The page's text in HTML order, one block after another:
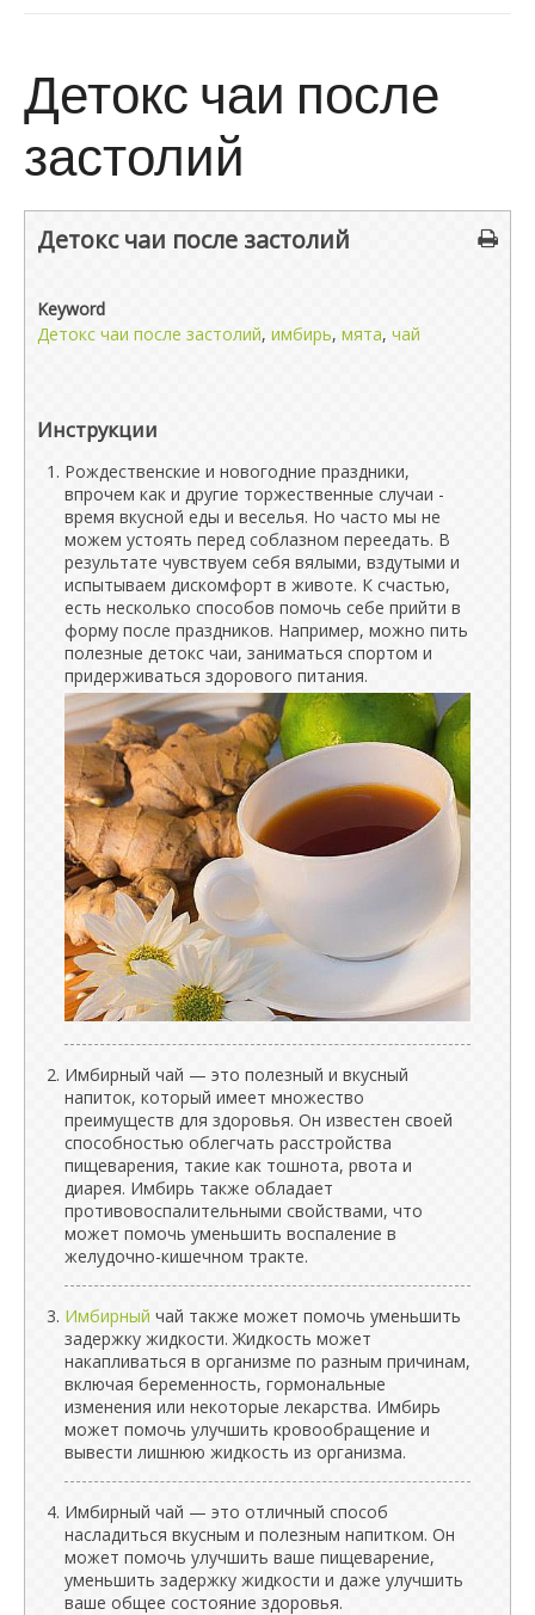
Детокс чаи после
застолий
Детокс чаи после застолий
Keyword
Детокс чаи после застолий, имбирь, мята, чай
Инструкции
Рождественские и новогодние праздники,
впрочем как и другие торжественные случаи -
время вкусной еды и веселья. Но часто мы не
можем устоять перед соблазном переедать. В
результате чувствуем себя вялыми, вздутыми и
испытываем дискомфорт в животе. К счастью,
есть несколько способов помочь себе прийти в
форму после праздников. Например, можно пить
полезные детокс чаи, заниматься спортом и
придерживаться здорового питания.
Имбирный чай — это полезный и вкусный
напиток, который имеет множество
преимуществ для здоровья. Он известен своей
способностью облегчать расстройства
пищеварения, такие как тошнота, рвота и
диарея. Имбирь также обладает
противовоспалительными свойствами, что
может помочь уменьшить воспаление в
желудочно-кишечном тракте.
Имбирный чай также может помочь уменьшить
задержку жидкости. Жидкость может
накапливаться в организме по разным причинам,
включая беременность, гормональные
изменения или некоторые лекарства. Имбирь
может помочь улучшить кровообращение и
вывести лишнюю жидкость из организма.
Имбирный чай — это отличный способ
насладиться вкусным и полезным напитком. Он
может помочь улучшить ваше пищеварение,
уменьшить задержку жидкости и даже улучшить
ваше общее состояние здоровья.